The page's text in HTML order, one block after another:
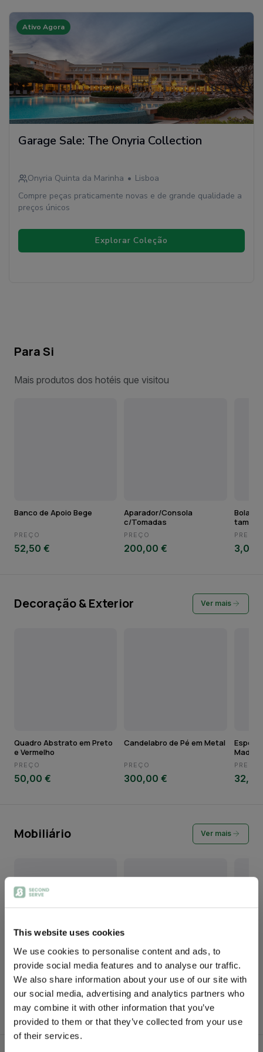
This website uses cookies
We use cookies to personalise content and ads, to
provide social media features and to analyse our traffic.
We also share information about your use of our site with
our social media, advertising and analytics partners who
may combine it with other information that you’ve
provided to them or that they’ve collected from your use
of their services.
Ativo Agora
Garage Sale: The Onyria Collection
Onyria Quinta da Marinha • Lisboa
Compre peças praticamente novas e de grande qualidade a
preços únicos
Explorar Coleção
Para Si
Mais produtos dos hotéis que visitou
Banco de Apoio Bege
PREÇO
52,50 €
Aparador/Consola
c/Tomadas
PREÇO
200,00 €
Bolas
PREÇO
3,00
Decoração & Exterior Ver mais
Quadro Abstrato em Preto
e Vermelho
PREÇO
50,00 €
Candelabro de Pé em Metal
PREÇO
300,00 €
PREÇO
Mobiliário Ver mais
Chaise Longue em Tecido
Ikat
PREÇO
310,00 €
Mesa de Apoio em Vime
PREÇO
70,00 €
PREÇO